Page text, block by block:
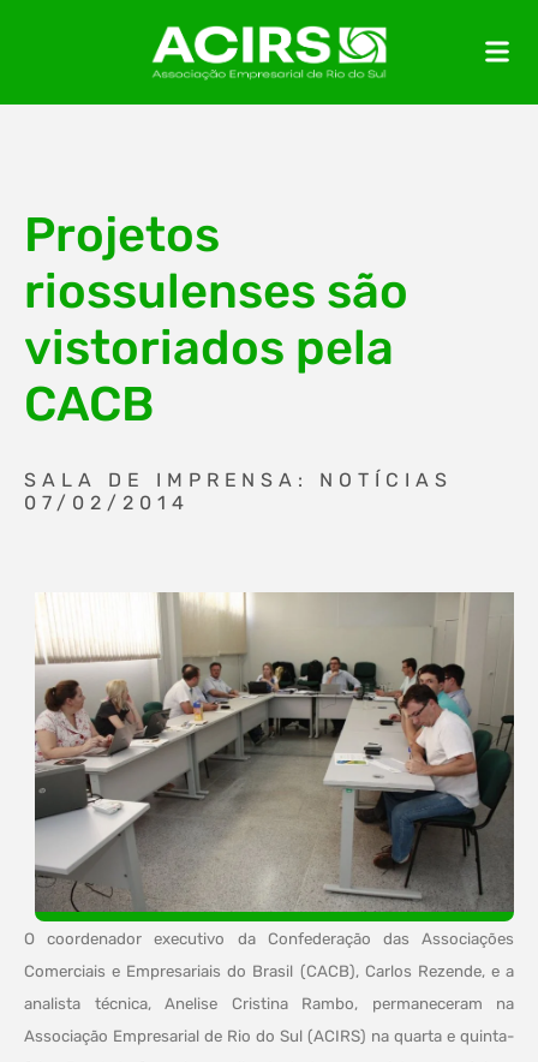
Projetos
riossulenses são
vistoriados pela
CACB
SALA DE IMPRENSA: NOTÍCIAS
07/02/2014
O coordenador executivo da Confederação das Associações
Comerciais e Empresariais do Brasil (CACB), Carlos Rezende, e a
analista técnica, Anelise Cristina Rambo, permaneceram na
Associação Empresarial de Rio do Sul (ACIRS) na quarta e quinta-